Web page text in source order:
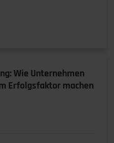
Wie Unternehmen
Erfolgsfaktor machen